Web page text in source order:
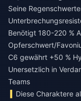
Seine
Benötigt 180-220 %
Opferschwert/
C6 gewährt +50 %
Unersetzlich in
Teams
Diese Charaktere